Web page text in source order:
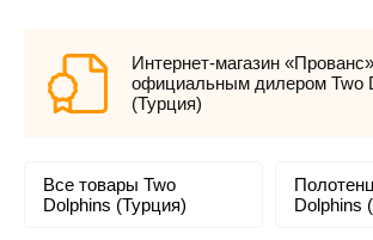
Интернет-магазин
официальным дилером Two
(Турция)
Все товары Two
Dolphins (Турция)
Dolphins